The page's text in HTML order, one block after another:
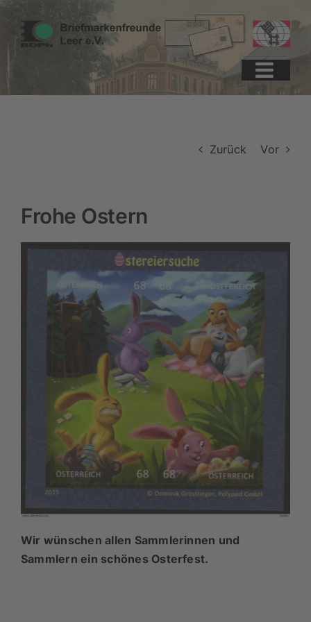
Zum
Inhalt
springen
Zur
Navigation
springen
Zum
Inhalt
springen
Zurück Vor
Frohe Ostern
Wir wünschen allen Sammlerinnen und
Sammlern ein schönes Osterfest.